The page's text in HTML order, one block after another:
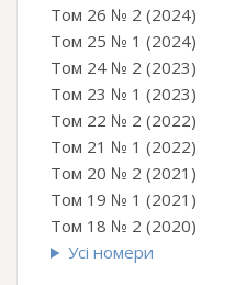
Том 26 № 2 (2024)
Том 25 № 1 (2024)
Том 24 № 2 (2023)
Том 23 № 1 (2023)
Том 22 № 2 (2022)
Том 21 № 1 (2022)
Том 20 № 2 (2021)
Том 19 № 1 (2021)
Том 18 № 2 (2020)
Усі номери